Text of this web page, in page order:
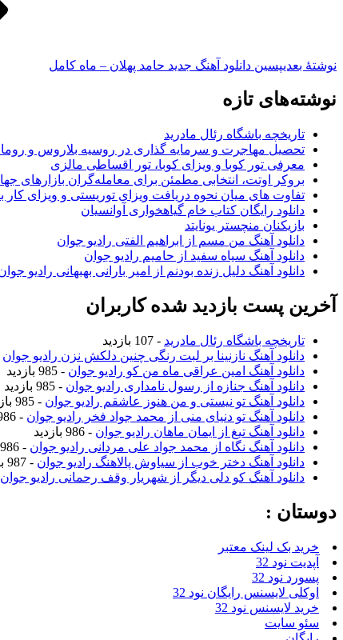
نوشته‌ٔ بعدیپسین دانلود آهنگ جدید حامد پهلان – ماه کامل
نوشته‌های تازه
تاریخچه باشگاه رئال مادرید
تحصیل مهاجرت و سرمایه گذاری در روسیه بلاروس و
معرفی تور کوبا و ویزای کوبا، تور اقساطی مالزی
بروکر اوتت، انتخابی مطمئن برای معامله‌گران بازارهای
تفاوت های میان نحوه دریافت ویزای توریستی و ویزای کار
دانلود رایگان کتاب خام گیاهخواری آوانسیان
بازیکنان منچستر یونایتد
دانلود آهنگ من مسم از ابراهیم الفتی رادیو جوان
دانلود آهنگ سیاه سفید از حامیم رادیو جوان
دانلود آهنگ دلیل زنده بودنم از امیر بارانی بهبهانی رادیو
آخرین پست بازدید شده کاربران
تاریخچه باشگاه رئال مادرید - 107 بازدید
دانلود آهنگ نازنینا بر لبت رنگی چنین دلکش نزن رادیو جوان
دانلود آهنگ امین عراقی ماه من کو رادیو جوان - 985 بازدید
دانلود آهنگ جنازه از رسول نامداری رادیو جوان - 985 بازدید
دانلود آهنگ تو نیستی و من هنوز عاشقم رادیو جوان - 985 بازدید
دانلود آهنگ تو دنیای منی از محمد جواد فخر رادیو جوان - 986 بازدید
دانلود آهنگ تیغ از ایمان ماهان رادیو جوان - 986 بازدید
دانلود آهنگ نگاه از محمد جواد علی مردانی رادیو جوان - 986 بازدید
دانلود آهنگ دختر خوب از سیاوش پالاهنگ رادیو جوان - 987 بازدید
دانلود آهنگ کو دلی دیگر از شهریار وقف رحمانی رادیو جوان
دوستان :
خرید بک لینک معتبر
آپدیت نود 32
پسورد نود 32
اوکلی لایسنس رایگان نود 32
خرید لایسنس نود 32
سئو سایت